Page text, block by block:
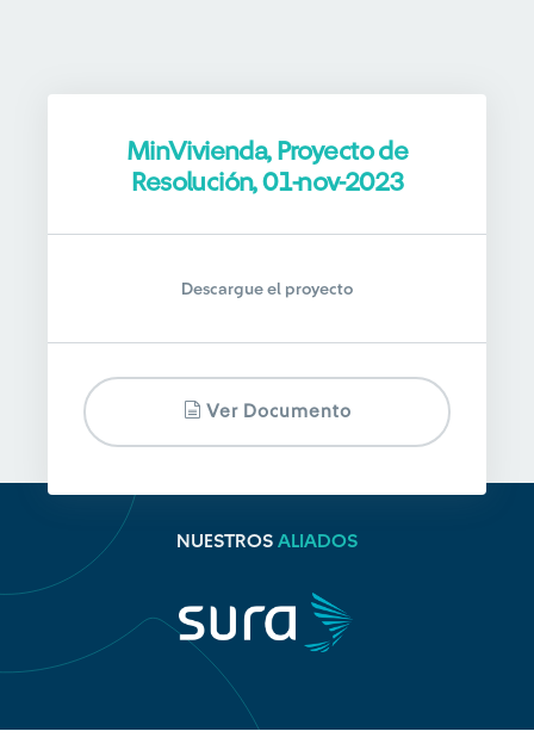
MinVivienda, Proyecto de
Resolución, 01-nov-2023
Descargue el proyecto
Ver Documento
NUESTROS ALIADOS